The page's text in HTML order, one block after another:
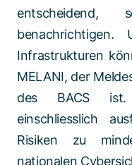
benachrichtigen.
Infrastrukturen
MELANI, der
des BACS
einschliesslich
Risiken zu
nationalen